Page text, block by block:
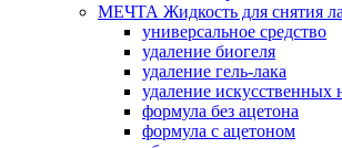
МЕЧТА Жидкость для снятия
универсальное средство
удаление биогеля
удаление гель-лака
удаление искусственных
формула без ацетона
формула с ацетоном